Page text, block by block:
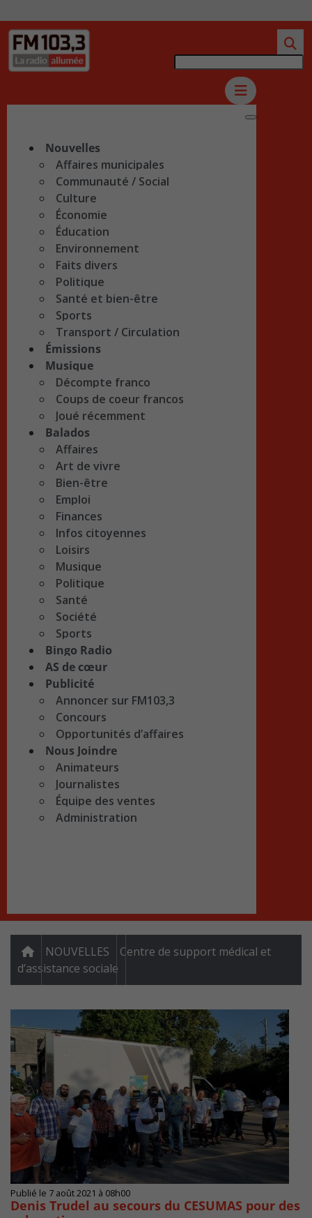
Nouvelles
Affaires municipales
Communauté / Social
Culture
Économie
Éducation
Environnement
Faits divers
Politique
Santé et bien-être
Sports
Transport / Circulation
Émissions
Musique
Décompte franco
Coups de coeur francos
Joué récemment
Balados
Affaires
Art de vivre
Bien-être
Emploi
Finances
Infos citoyennes
Loisirs
Musique
Politique
Santé
Société
Sports
Bingo Radio
AS de cœur
Publicité
Annoncer sur FM103,3
Concours
Opportunités d’affaires
Nous Joindre
Animateurs
Journalistes
Équipe des ventes
Administration
NOUVELLES
Centre de support médical et
d’assistance sociale
Publié le 7 août 2021 à 08h00
Denis Trudel au secours du CESUMAS pour des